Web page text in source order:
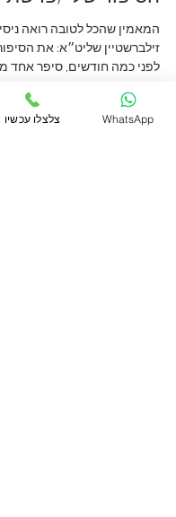
המאמין שהכל לטובה רואה
זילברשטיין שליט״א: את
לפני כמה חודשים, סיפר אחד
צלצלו עכשיו WhatsApp